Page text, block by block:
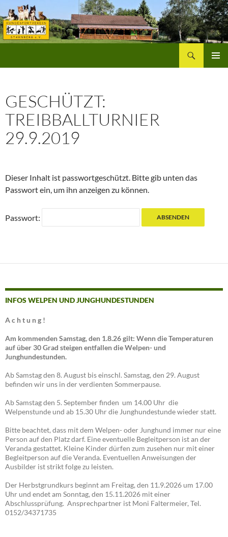
Inhalt
springen
GESCHÜTZT:
TREIBBALLTURNIER
29.9.2019
Dieser Inhalt ist passwortgeschützt. Bitte gib unten das
Passwort ein, um ihn anzeigen zu können.
Passwort:
INFOS WELPEN UND JUNGHUNDESTUNDEN
A c h t u n g !
Am kommenden Samstag, den 1.8.26 gilt: Wenn die Temperaturen
auf über 30 Grad steigen entfallen die Welpen- und
Junghundestunden.
Ab Samstag den 8. August bis einschl. Samstag, den 29. August
befinden wir uns in der verdienten Sommerpause.
Ab Samstag den 5. September finden um 14.00 Uhr die
Welpenstunde und ab 15.30 Uhr die Junghundestunde wieder statt.
Bitte beachtet, dass mit dem Welpen- oder Junghund immer nur eine
Person auf den Platz darf. Eine eventuelle Begleitperson ist an der
Veranda gestattet. Kleine Kinder dürfen zum zusehen nur mit einer
Begleitperson auf die Veranda. Eventuellen Anweisungen der
Ausbilder ist strikt folge zu leisten.
Der Herbstgrundkurs beginnt am Freitag, den 11.9.2026 um 17.00
Uhr und endet am Sonntag, den 15.11.2026 mit einer
Abschlussprüfung. Ansprechpartner ist Moni Faltermeier, Tel.
0152/34371735